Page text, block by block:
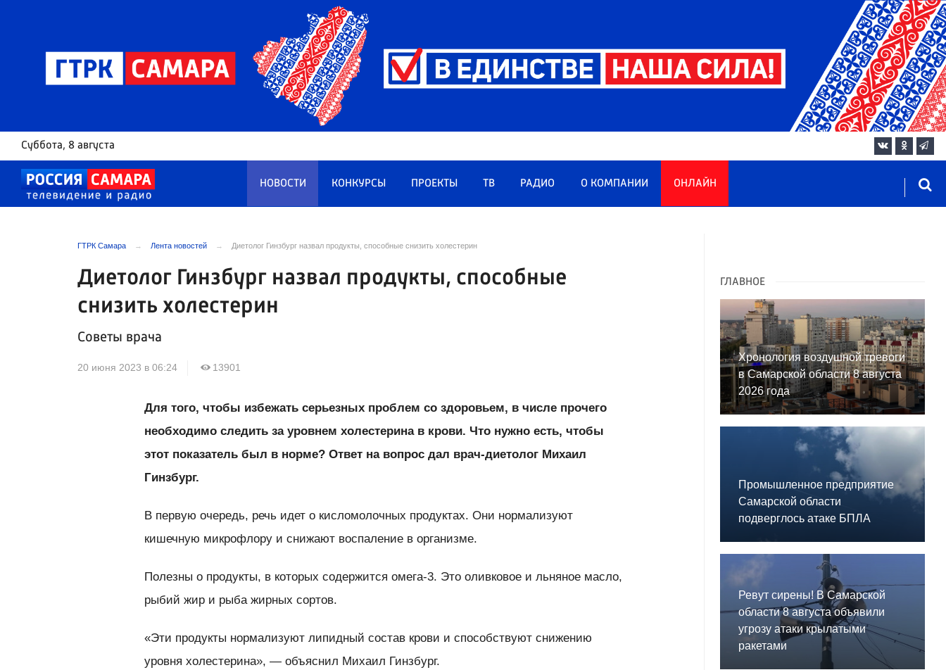
Суббота, 8 августа
НОВОСТИ КОНКУРСЫ ПРОЕКТЫ ТВ РАДИО О КОМПАНИИ ОНЛАЙН
ГТРК Самара Лента новостей Диетолог Гинзбург назвал продукты, способные снизить холестерин
Диетолог Гинзбург назвал продукты, способные
снизить холестерин
Советы врача
20 июня 2023 в 06:24 13901
Для того, чтобы избежать серьезных проблем со здоровьем, в числе прочего
необходимо следить за уровнем холестерина в крови. Что нужно есть, чтобы
этот показатель был в норме? Ответ на вопрос дал врач-диетолог Михаил
Гинзбург.
В первую очередь, речь идет о кисломолочных продуктах. Они нормализуют
кишечную микрофлору и снижают воспаление в организме.
Полезны о продукты, в которых содержится омега-3. Это оливковое и льняное масло,
рыбий жир и рыба жирных сортов.
«Эти продукты нормализуют липидный состав крови и способствуют снижению
уровня холестерина», — объяснил Михаил Гинзбург.
ГЛАВНОЕ
Хронология воздушной тревоги
в Самарской области 8 августа
2026 года
Промышленное предприятие
Самарской области
подверглось атаке БПЛА
Ревут сирены! В Самарской
области 8 августа объявили
угрозу атаки крылатыми
ракетами